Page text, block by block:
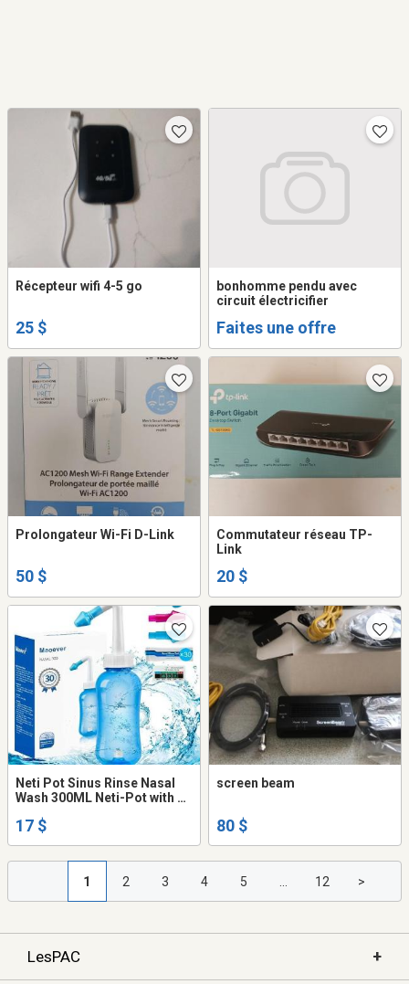
Récepteur wifi 4-5 go
25 $
bonhomme pendu avec
circuit électricifier
Faites une offre
Prolongateur Wi-Fi D-Link
50 $
Commutateur réseau TP-
Link
20 $
Neti Pot Sinus Rinse Nasal
Wash 300ML Neti-Pot with 30
17 $
screen beam
80 $
1 2 3 4 5 12 >
LesPAC +